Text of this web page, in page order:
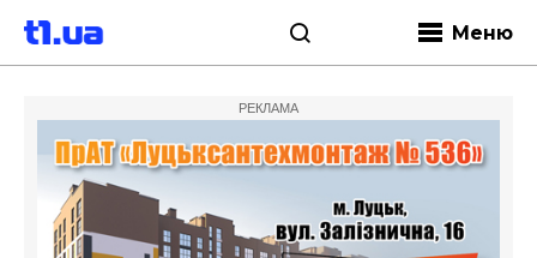
Меню
РЕКЛАМА